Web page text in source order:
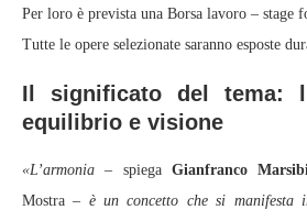
Per loro è prevista una Borsa lavoro – stage
Tutte le opere selezionate saranno esposte
Il significato del tema:
equilibrio e visione
«L’armonia – spiega Gianfranco
Mostra – è un concetto che si manifesta